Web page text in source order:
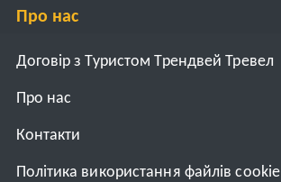
Про нас
Договір з Туристом Трендвей Тревел
Про нас
Контакти
Політика використання файлів cookie